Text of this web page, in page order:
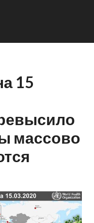
15
массово